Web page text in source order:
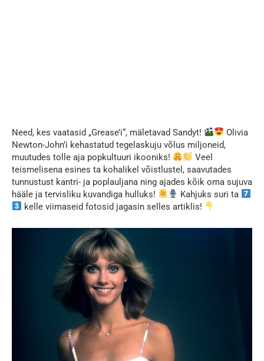
Need, kes vaatasid „Grease’i“, mäletavad Sandyt!
Olivia
Newton-John’i kehastatud tegelaskuju võlus miljoneid,
muutudes tolle aja popkultuuri ikooniks!
Veel
teismelisena esines ta kohalikel võistlustel, saavutades
tunnustust kantri- ja poplauljana ning ajades kõik oma sujuva
hääle ja tervisliku kuvandiga hulluks!
Kahjuks suri ta
kelle viimaseid fotosid jagasin selles artiklis!